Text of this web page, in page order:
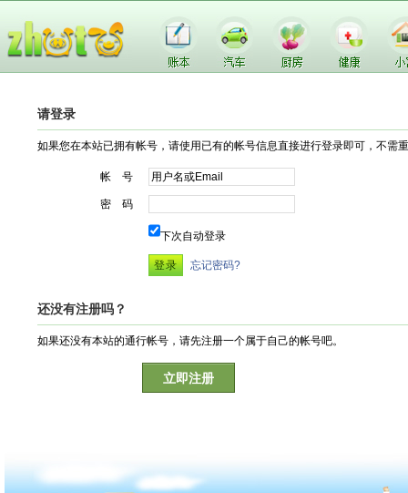
请登录
如果您在本站已拥有帐号，请使用已有的帐号信息直接进行登录即可，不需
帐 号
密 码
下次自动登录
忘记密码?
还没有注册吗？
如果还没有本站的通行帐号，请先注册一个属于自己的帐号吧。
立即注册